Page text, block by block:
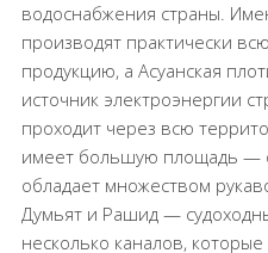
водоснабжения страны.
производят практически
продукцию, а Асуанская
источник электроэнергии
проходит через всю
имеет большую площадь —
обладает множеством
Думьят и Рашид —
несколько каналов,